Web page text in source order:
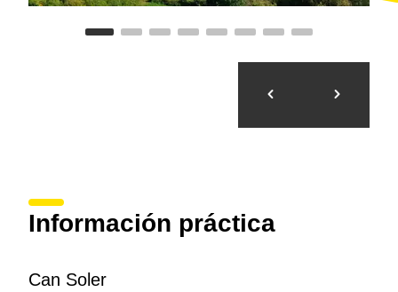
Información práctica
Can Soler